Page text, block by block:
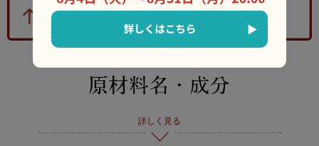
詳しく見る